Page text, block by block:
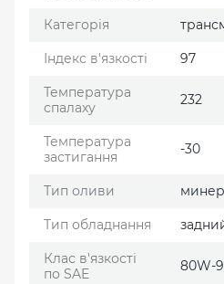
Категорія
Індекс в'язкості 97
Температура
спалаху
232
Температура
застигання
-30
Тип оливи
Тип обладнання
Клас в'язкості
по SAE
80W-